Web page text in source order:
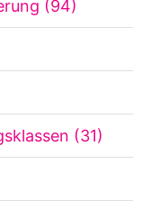
(94)
(31)